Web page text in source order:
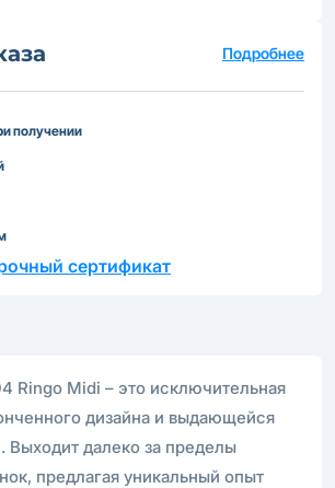
Подробнее
получении
сертификат
Ringo Midi – это исключительная
дизайна и выдающейся
Выходит далеко за пределы
предлагая уникальный опыт